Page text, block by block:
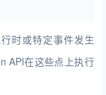
时或特定事件发生
API在这些点上执行